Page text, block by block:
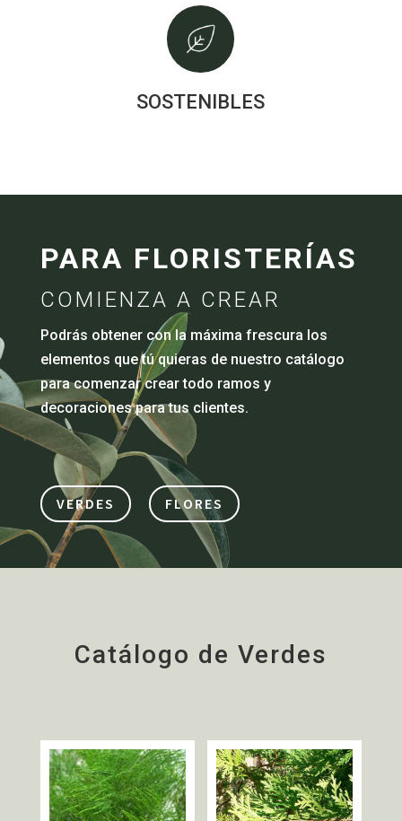
SOSTENIBLES
PARA FLORISTERÍAS
COMIENZA A CREAR
Podrás obtener con la máxima frescura los
elementos que tú quieras de nuestro catálogo
para comenzar crear todo ramos y
decoraciones para tus clientes.
VERDES FLORES
Catálogo de Verdes